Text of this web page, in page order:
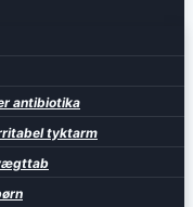
antibiotika
tyktarm